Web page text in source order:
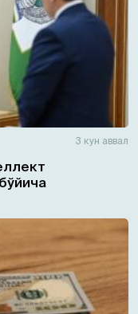
3 кун аввал